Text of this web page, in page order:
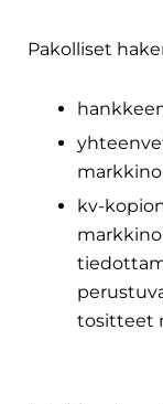
Pakolliset
kv-
tositteet